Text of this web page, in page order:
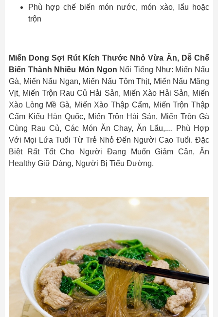
Phù hợp chế biến món nước, món xào, lẩu hoặc
trộn
Miến Dong Sợi Rút Kích Thước Nhỏ Vừa Ăn, Dễ Chế
Biến Thành Nhiều Món Ngon Nổi Tiếng Như: Miến Nấu
Gà, Miến Nấu Ngan, Miến Nấu Tôm Thịt, Miến Nấu Măng
Vịt, Miến Trộn Rau Củ Hải Sản, Miến Xào Hải Sản, Miến
Xào Lòng Mề Gà, Miến Xào Thập Cẩm, Miến Trộn Thập
Cẩm Kiểu Hàn Quốc, Miến Trộn Hải Sản, Miến Trộn Gà
Cùng Rau Củ, Các Món Ăn Chay, Ăn Lẩu,.... Phù Hợp
Với Mọi Lứa Tuổi Từ Trẻ Nhỏ Đến Người Cao Tuổi. Đặc
Biệt Rất Tốt Cho Người Đang Muốn Giảm Cân, Ăn
Healthy Giữ Dáng, Người Bị Tiểu Đường.